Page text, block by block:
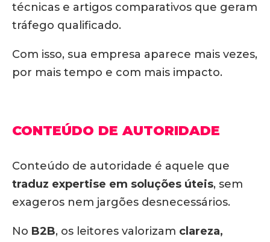
técnicas e artigos comparativos que geram
tráfego qualificado.
Com isso, sua empresa aparece mais vezes,
por mais tempo e com mais impacto.
CONTEÚDO DE AUTORIDADE
Conteúdo de autoridade é aquele que
traduz expertise em soluções úteis, sem
exageros nem jargões desnecessários.
No B2B, os leitores valorizam clareza,